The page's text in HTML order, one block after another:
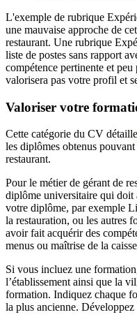
L'exemple de rubrique
une mauvaise approche de
restaurant. Une rubrique
liste de postes sans rapport
compétence pertinente et
valorisera pas votre profil et
Valoriser votre
Cette catégorie du CV détaille
les diplômes obtenus
restaurant.
Pour le métier de gérant de
diplôme universitaire qui
votre diplôme, par exemple
la restauration, ou les autres
avoir fait acquérir des
menus ou maîtrise de la
Si vous incluez une
l’établissement ainsi que la
formation. Indiquez chaque
la plus ancienne.